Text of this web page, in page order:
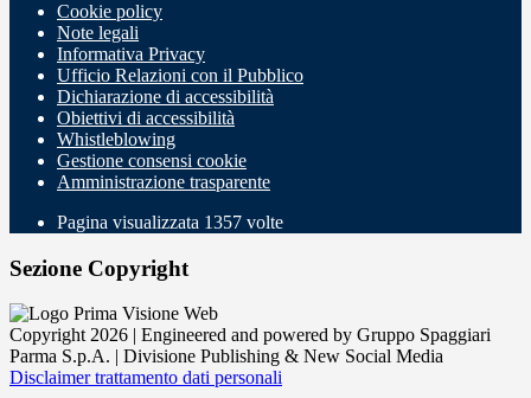
Cookie policy
Note legali
Informativa Privacy
Ufficio Relazioni con il Pubblico
Dichiarazione di accessibilità
Obiettivi di accessibilità
Whistleblowing
Gestione consensi cookie
Amministrazione trasparente
Pagina visualizzata 1357 volte
Sezione Copyright
Copyright 2026 | Engineered and powered by Gruppo Spaggiari
Parma S.p.A. | Divisione Publishing & New Social Media
Disclaimer trattamento dati personali